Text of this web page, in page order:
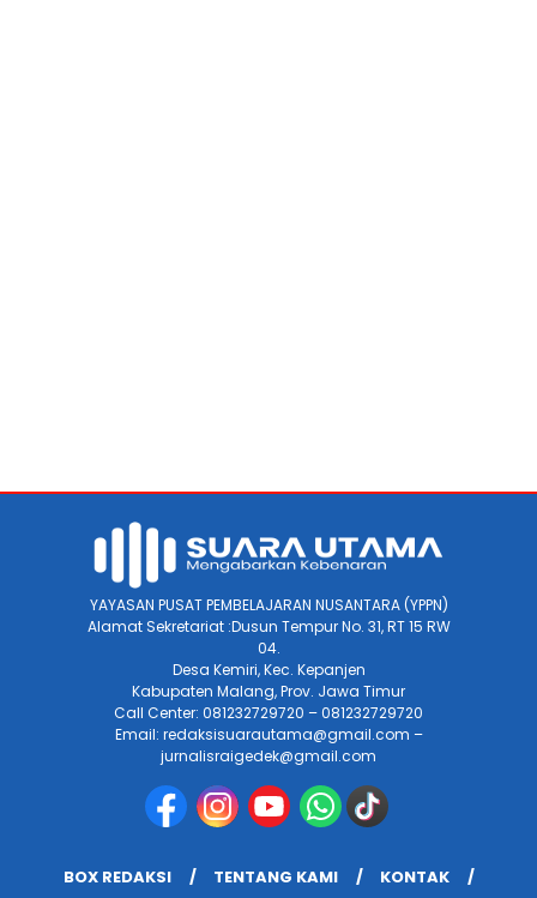
YAYASAN PUSAT PEMBELAJARAN NUSANTARA (YPPN)
Alamat Sekretariat :Dusun Tempur No. 31, RT 15 RW
04.
Desa Kemiri, Kec. Kepanjen
Kabupaten Malang, Prov. Jawa Timur
Call Center: 081232729720 – 081232729720
Email: redaksisuarautama@gmail.com –
jurnalisraigedek@gmail.com
BOX REDAKSI TENTANG KAMI KONTAK